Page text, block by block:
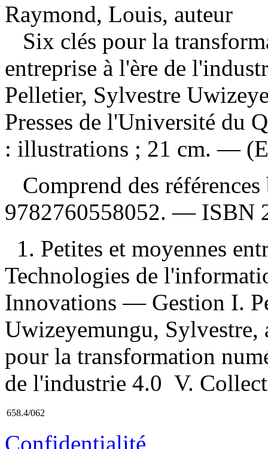
Raymond, Louis, auteur
Six clés pour la
entreprise à l'ère de
Pelletier, Sylvestre
Presses de l'Université du
: illustrations ; 21 cm. —
Comprend des
9782760558052. — ISBN
1. Petites et moyennes
Technologies de
Innovations — Gestion I.
Uwizeyemungu,
pour la transformation
de l'industrie 4.0 V.
658.4/062
Confidentialité